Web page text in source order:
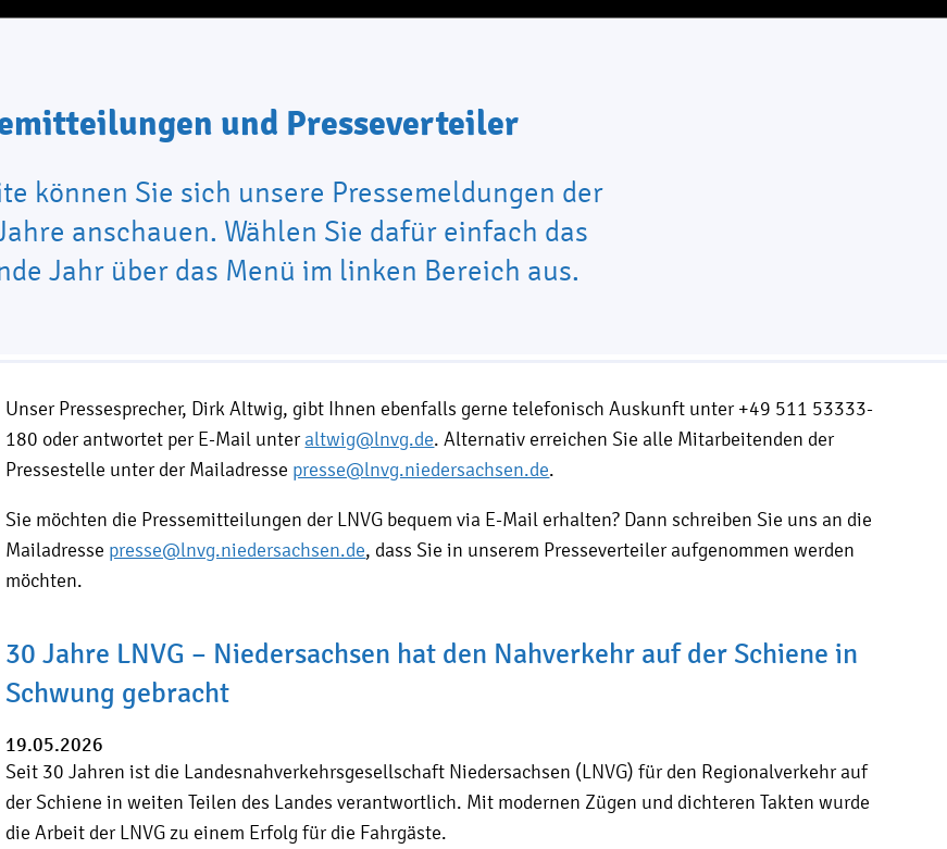
und Presseverteiler
können Sie sich unsere Pressemeldungen der
anschauen. Wählen Sie dafür einfach das
Jahr über das Menü im linken Bereich aus.
Unser Pressesprecher, Dirk Altwig, gibt Ihnen ebenfalls gerne telefonisch Auskunft unter +49 511 53333-
180 oder antwortet per E-Mail unteraltwig@lnvg.de. Alternativ erreichen Sie alle Mitarbeitenden der
Pressestelle unter der Mailadresse presse@lnvg.niedersachsen.de.
Sie möchten die Pressemitteilungen der LNVG bequem via E-Mail erhalten? Dann schreiben Sie uns an die
Mailadresse presse@lnvg.niedersachsen.de, dass Sie in unserem Presseverteiler aufgenommen werden
möchten.
30 Jahre LNVG – Niedersachsen hat den Nahverkehr auf der Schiene in
Schwung gebracht
19.05.2026
Seit 30 Jahren ist die Landesnahverkehrsgesellschaft Niedersachsen (LNVG) für den Regionalverkehr auf
der Schiene in weiten Teilen des Landes verantwortlich. Mit modernen Zügen und dichteren Takten wurde
die Arbeit der LNVG zu einem Erfolg für die Fahrgäste.